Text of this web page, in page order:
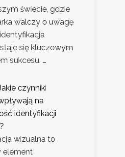
świecie, gdzie
walczy o uwagę
się kluczowym
sukcesu. …
czynniki
na
identyfikacji
wizualna to
element